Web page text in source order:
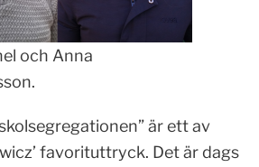
och Anna
är ett av
favorituttryck. Det är dags